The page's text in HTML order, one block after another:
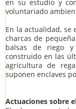
en su estudio y
voluntariado
En la actualidad, se
charcas de
balsas de riego y
construido en las
agricultura de
suponen enclaves
Actuaciones sobre